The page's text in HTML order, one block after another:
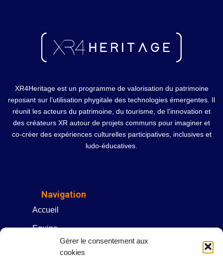
Gérer le consentement aux
cookies
XR4Heritage est un programme de valorisation du patrimoine
reposant sur l’utilisation phygitale des technologies émergentes. Il
réunit les acteurs du patrimoine, du tourisme, de l’innovation et
des créateurs XR autour de projets communs pour imaginer et
co-créer des expériences culturelles participatives, inclusives et
ludo-éducatives.
Navigation
Accueil
Equipe